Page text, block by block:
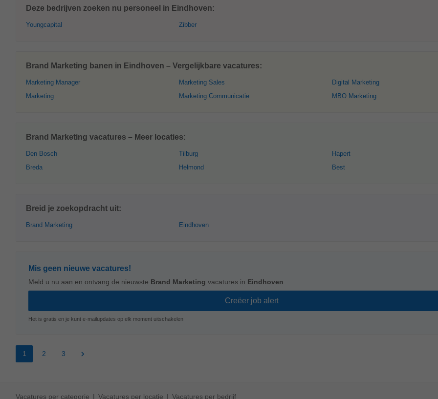
Deze bedrijven zoeken nu personeel in Eindhoven:
Youngcapital Zibber
Brand Marketing banen in Eindhoven – Vergelijkbare vacatures:
Marketing Manager
Marketing
Marketing Sales
Marketing Communicatie
Digital Marketing
MBO Marketing
Brand Marketing vacatures – Meer locaties:
Den Bosch
Breda
Tilburg
Helmond
Hapert
Best
Breid je zoekopdracht uit:
Brand Marketing Eindhoven
Mis geen nieuwe vacatures!
Meld u nu aan en ontvang de nieuwste Brand Marketing vacatures in Eindhoven
Het is gratis en je kunt e-mailupdates op elk moment uitschakelen
1 2 3
Vacatures per categorie Vacatures per locatie Vacatures per bedrijf